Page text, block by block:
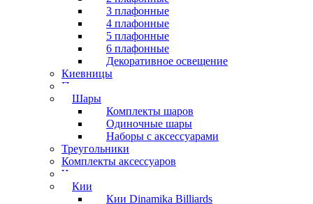
3 плафонные
4 плафонные
5 плафонные
6 плафонные
Декоративное освещение
Киевницы
Полочки
Шары
Комплекты шаров
Одиночные шары
Наборы с аксессуарами
Треугольники
Комплекты аксессуаров
Часы
Кии
Кии Dinamika Billiards